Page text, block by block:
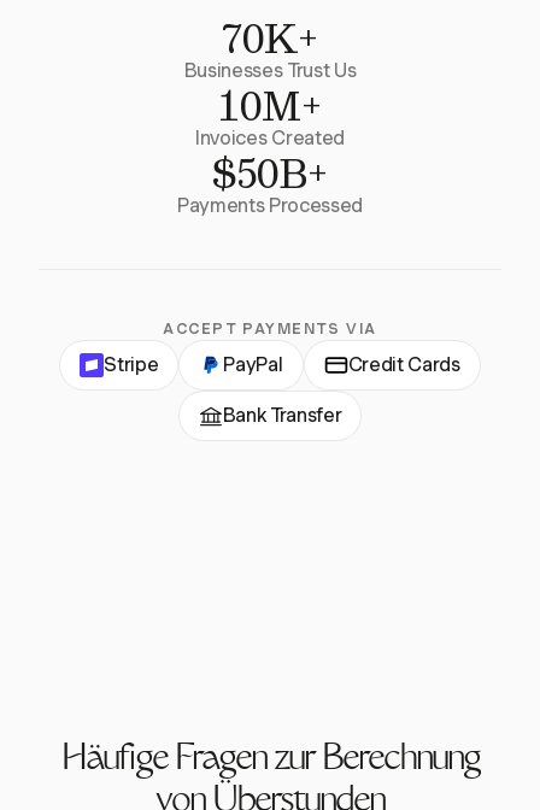
70K+
Businesses Trust Us
10M+
Invoices Created
$50B+
Payments Processed
ACCEPT PAYMENTS VIA
Stripe PayPal Credit Cards
Bank Transfer
Häufige Fragen zur Berechnung